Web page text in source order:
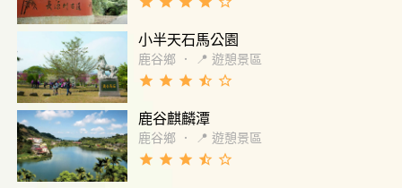
小半天石馬公園
鹿谷鄉 ． 📍 遊憩景區
grade grade grade star_half star_border
鹿谷麒麟潭
鹿谷鄉 ． 📍 遊憩景區
grade grade grade star_half star_border